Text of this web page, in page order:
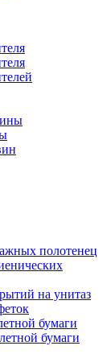
полотенец
на унитаз
бумаги
бумаги